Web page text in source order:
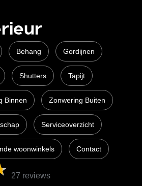
Behang Gordijnen
Shutters Tapijt
Binnen Zonwering Buiten
Serviceoverzicht
woonwinkels Contact
27 reviews